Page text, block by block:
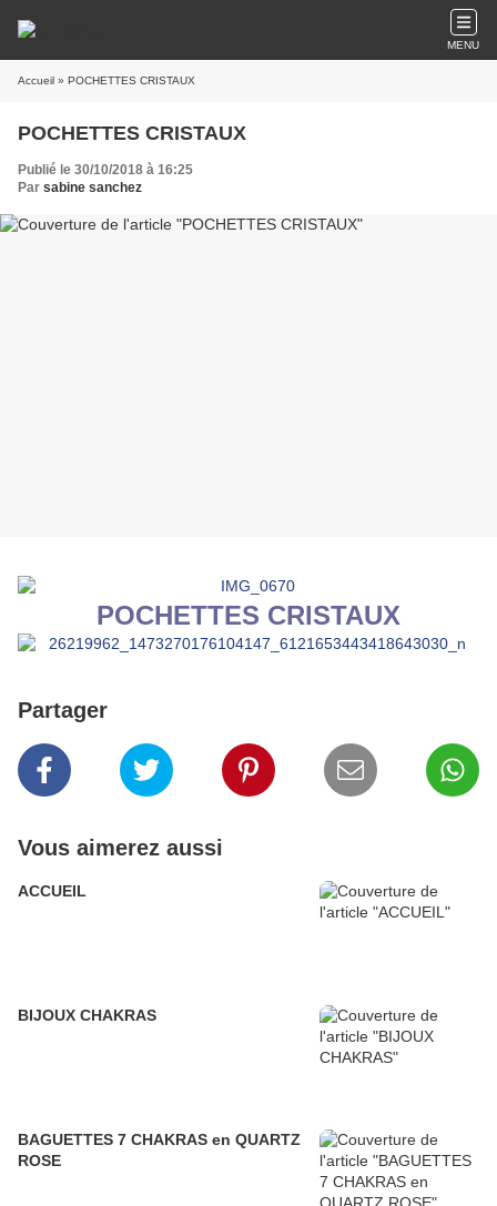
MENU
Accueil » POCHETTES CRISTAUX
POCHETTES CRISTAUX
Publié le 30/10/2018 à 16:25
Par sabine sanchez
POCHETTES CRISTAUX
Partager
Vous aimerez aussi
ACCUEIL
BIJOUX CHAKRAS
BAGUETTES 7 CHAKRAS en QUARTZ
ROSE